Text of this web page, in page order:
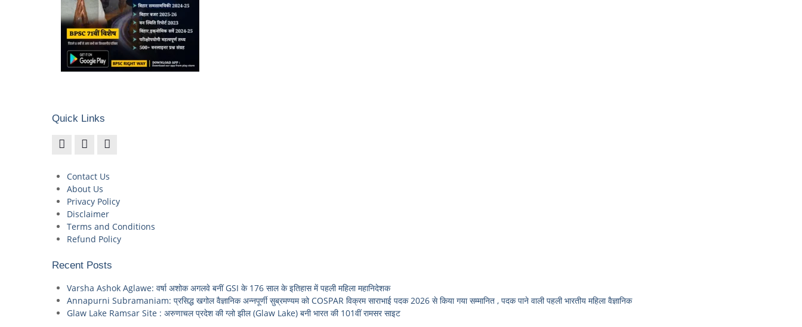
Quick Links
Contact Us
About Us
Privacy Policy
Disclaimer
Terms and Conditions
Refund Policy
Recent Posts
Varsha Ashok Aglawe: वर्षा अशोक अगलवे बनीं GSI के 176 साल के इतिहास में पहली महिला महानिदेशक
Annapurni Subramaniam: प्रसिद्ध खगोल वैज्ञानिक अन्नपूर्णी सुब्रमण्यम को COSPAR विक्रम साराभाई पदक 2026 से किया गया सम्मानित , पदक पाने वाली पहली भारतीय महिला वैज्ञानिक
Glaw Lake Ramsar Site : अरुणाचल प्रदेश की ग्लो झील (Glaw Lake) बनी भारत की 101वीं रामसर साइट